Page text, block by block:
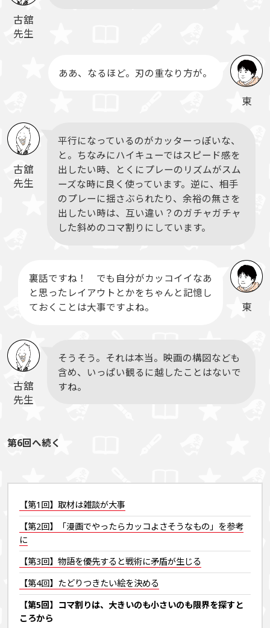
古舘
先生
東
ああ、なるほど。刃の重なり方が。
古舘
先生
平行になっているのがカッターっぽいな、
と。ちなみにハイキューではスピード感を
出したい時、とくにプレーのリズムがスム
ーズな時に良く使っています。逆に、相手
のプレーに揺さぶられたり、余裕の無さを
出したい時は、互い違い？のガチャガチャ
した斜めのコマ割りにしています。
東
裏話ですね！ でも自分がカッコイイなあ
と思ったレイアウトとかをちゃんと記憶し
ておくことは大事ですよね。
古舘
先生
そうそう。それは本当。映画の構図なども
含め、いっぱい観るに越したことはないで
すね。
第6回へ続く
【第1回】取材は雑談が大事
【第2回】「漫画でやったらカッコよさそうなもの」を参考
に
【第3回】物語を優先すると戦術に矛盾が生じる
【第4回】たどりつきたい絵を決める
【第5回】コマ割りは、大きいのも小さいのも限界を探すと
ころから